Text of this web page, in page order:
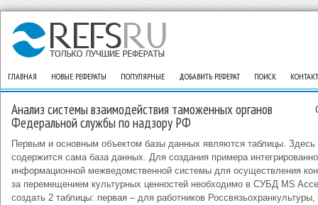
ГЛАВНАЯ НОВЫЕ РЕФЕРАТЫ ПОПУЛЯРНЫЕ ДОБАВИТЬ РЕФЕРАТ ПОИСК
Анализ системы взаимодействия таможенных органов
Федеральной службы по надзору РФ
Первым и основным объектом базы данных являются таблицы. Здесь
содержится сама база данных. Для создания примера
информационной межведомственной системы для осуществления
за перемещением культурных ценностей необходимо в СУБД MS
создать 2 таблицы: первая – для работников Россвязьохранкультуры,